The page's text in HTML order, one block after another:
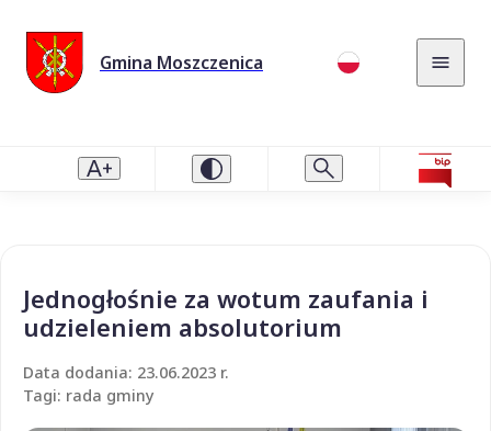
Gmina Moszczenica
Jednogłośnie za wotum zaufania i
udzieleniem absolutorium
Data dodania: 23.06.2023 r.
Tagi: rada gminy